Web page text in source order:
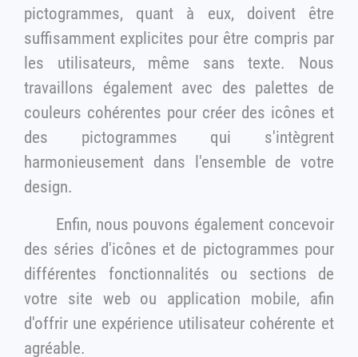
pictogrammes, quant à eux, doivent être
suffisamment explicites pour être compris par
les utilisateurs, même sans texte. Nous
travaillons également avec des palettes de
couleurs cohérentes pour créer des icônes et
des pictogrammes qui s'intègrent
harmonieusement dans l'ensemble de votre
design.
Enfin, nous pouvons également concevoir
des séries d'icônes et de pictogrammes pour
différentes fonctionnalités ou sections de
votre site web ou application mobile, afin
d'offrir une expérience utilisateur cohérente et
agréable.